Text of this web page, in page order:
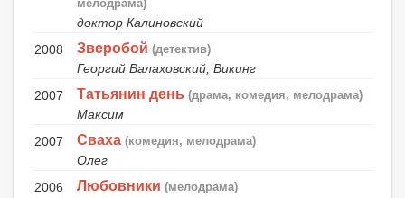
мелодрама)
доктор Калиновский
2008
Зверобой (детектив)
Георгий Валаховский, Викинг
2007
Татьянин день (драма, комедия, мелодрама)
Максим
2007
Сваха (комедия, мелодрама)
Олег
2006
Любовники (мелодрама)